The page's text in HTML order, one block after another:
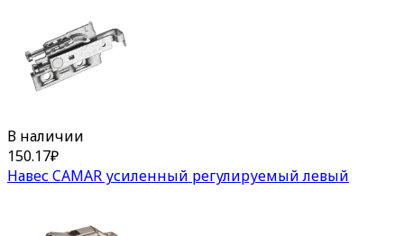
В наличии
150.17₽
Навес CAMAR усиленный регулируемый левый